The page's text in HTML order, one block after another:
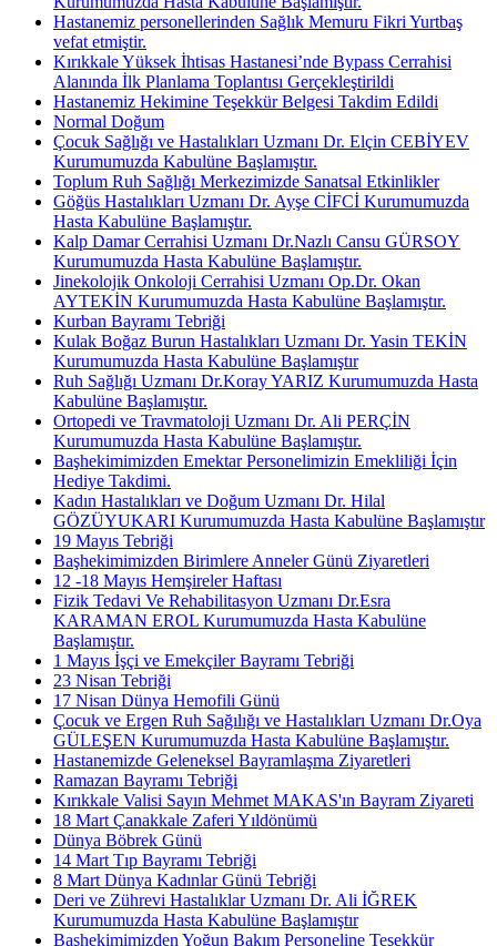
Hastanemiz personellerinden Sağlık Memuru Fikri Yurtbaş
vefat etmiştir.
Kırıkkale Yüksek İhtisas Hastanesi’nde Bypass Cerrahisi
Alanında İlk Planlama Toplantısı Gerçekleştirildi
Hastanemiz Hekimine Teşekkür Belgesi Takdim Edildi
Normal Doğum
Çocuk Sağlığı ve Hastalıkları Uzmanı Dr. Elçin CEBİYEV
Kurumumuzda Kabulüne Başlamıştır.
Toplum Ruh Sağlığı Merkezimizde Sanatsal Etkinlikler
Göğüs Hastalıkları Uzmanı Dr. Ayşe CİFCİ Kurumumuzda
Hasta Kabulüne Başlamıştır.
Kalp Damar Cerrahisi Uzmanı Dr.Nazlı Cansu GÜRSOY
Kurumumuzda Hasta Kabulüne Başlamıştır.
Jinekolojik Onkoloji Cerrahisi Uzmanı Op.Dr. Okan
AYTEKİN Kurumumuzda Hasta Kabulüne Başlamıştır.
Kurban Bayramı Tebriği
Kulak Boğaz Burun Hastalıkları Uzmanı Dr. Yasin TEKİN
Kurumumuzda Hasta Kabulüne Başlamıştır
Ruh Sağlığı Uzmanı Dr.Koray YARIZ Kurumumuzda Hasta
Kabulüne Başlamıştır.
Ortopedi ve Travmatoloji Uzmanı Dr. Ali PERÇİN
Kurumumuzda Hasta Kabulüne Başlamıştır.
Başhekimimizden Emektar Personelimizin Emekliliği İçin
Hediye Takdimi.
Kadın Hastalıkları ve Doğum Uzmanı Dr. Hilal
GÖZÜYUKARI Kurumumuzda Hasta Kabulüne Başlamıştır
19 Mayıs Tebriği
Başhekimimizden Birimlere Anneler Günü Ziyaretleri
12 -18 Mayıs Hemşireler Haftası
Fizik Tedavi Ve Rehabilitasyon Uzmanı Dr.Esra
KARAMAN EROL Kurumumuzda Hasta Kabulüne
Başlamıştır.
1 Mayıs İşçi ve Emekçiler Bayramı Tebriği
23 Nisan Tebriği
17 Nisan Dünya Hemofili Günü
Çocuk ve Ergen Ruh Sağılığı ve Hastalıkları Uzmanı Dr.Oya
GÜLEŞEN Kurumumuzda Hasta Kabulüne Başlamıştır.
Hastanemizde Geleneksel Bayramlaşma Ziyaretleri
Ramazan Bayramı Tebriği
Kırıkkale Valisi Sayın Mehmet MAKAS'ın Bayram Ziyareti
18 Mart Çanakkale Zaferi Yıldönümü
Dünya Böbrek Günü
14 Mart Tıp Bayramı Tebriği
8 Mart Dünya Kadınlar Günü Tebriği
Deri ve Zührevi Hastalıklar Uzmanı Dr. Ali İĞREK
Kurumumuzda Hasta Kabulüne Başlamıştır
Başhekimimizden Yoğun Bakım Personeline Teşekkür